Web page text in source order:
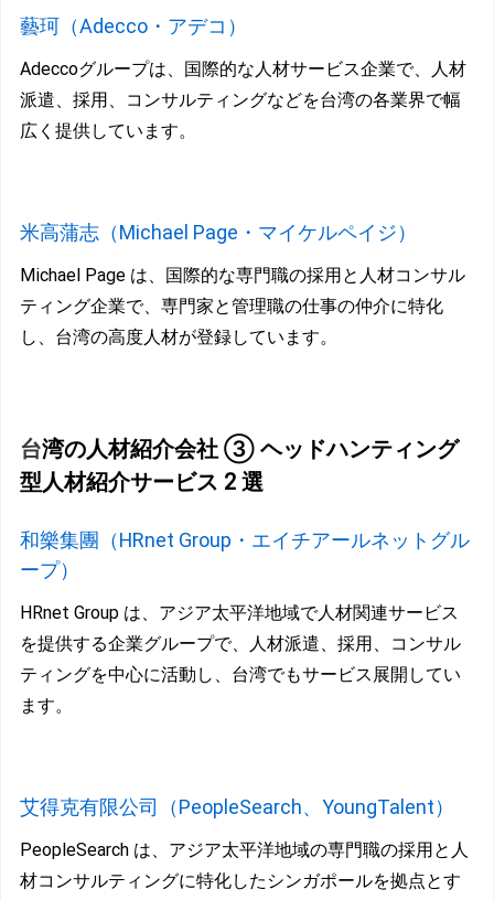
藝珂（Adecco・アデコ）
Adeccoグループは、国際的な人材サービス企業で、人材
派遣、採用、コンサルティングなどを台湾の各業界で幅
広く提供しています。
米高蒲志（Michael Page・マイケルペイジ）
Michael Page は、国際的な専門職の採用と人材コンサル
ティング企業で、専門家と管理職の仕事の仲介に特化
し、台湾の高度人材が登録しています。
台湾の人材紹介会社 ③ ヘッドハンティング
型人材紹介サービス 2 選
和樂集團（HRnet Group・エイチアールネットグル
ープ）
HRnet Group は、アジア太平洋地域で人材関連サービス
を提供する企業グループで、人材派遣、採用、コンサル
ティングを中心に活動し、台湾でもサービス展開してい
ます。
艾得克有限公司（PeopleSearch、YoungTalent）
PeopleSearch は、アジア太平洋地域の専門職の採用と人
材コンサルティングに特化したシンガポールを拠点とす